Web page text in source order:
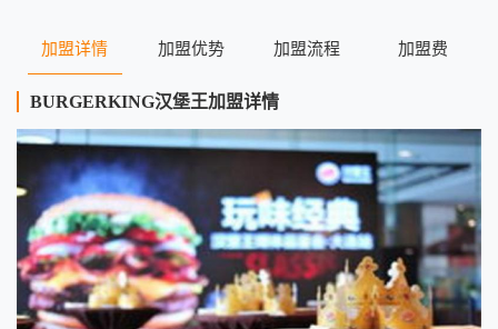
加盟详情 加盟优势 加盟流程 加盟费
BURGERKING汉堡王加盟详情